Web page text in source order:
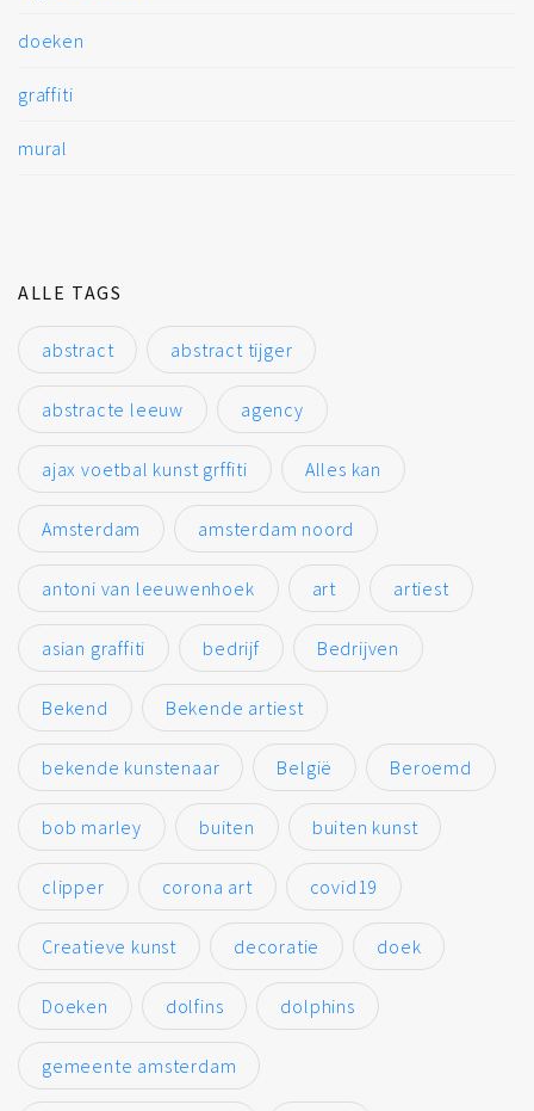
doeken
graffiti
mural
ALLE TAGS
abstract abstract tijger
abstracte leeuw agency
ajax voetbal kunst grffiti Alles kan
Amsterdam amsterdam noord
antoni van leeuwenhoek art artiest
asian graffiti bedrijf Bedrijven
Bekend Bekende artiest
bekende kunstenaar België Beroemd
bob marley buiten buiten kunst
clipper corona art covid19
Creatieve kunst decoratie doek
Doeken dolfins dolphins
gemeente amsterdam